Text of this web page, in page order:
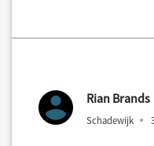
Rian Brands
Schadewijk